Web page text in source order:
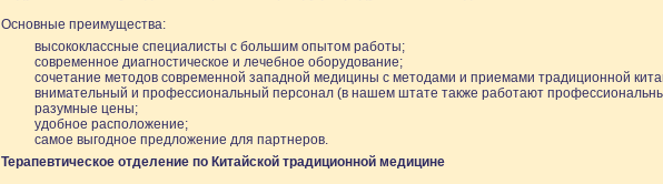
Основные преимущества:
высококлассные специалисты с большим опытом работы;
современное диагностическое и лечебное оборудование;
сочетание методов современной западной медицины с методами и приемами традиционной
внимательный и профессиональный персонал (в нашем штате также работают
разумные цены;
удобное расположение;
самое выгодное предложение для партнеров.
Терапевтическое отделение по Китайской традиционной медицине